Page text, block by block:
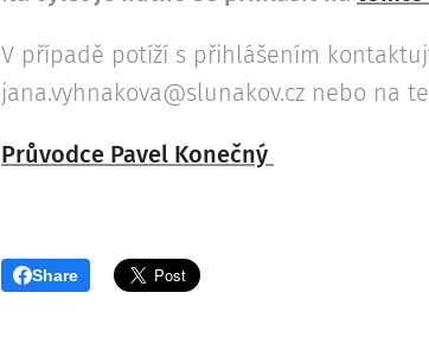
V případě potíží s přihlášením
jana.vyhnakova@slunakov.cz nebo na
Průvodce Pavel Konečný
Share